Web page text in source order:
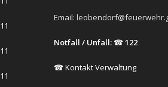
11
11
11
Email:
Notfall / Unfall: ☎122
☎ Kontakt Verwaltung